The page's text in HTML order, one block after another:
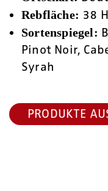
Rebfläche: 38
Sortenspiegel:
Pinot Noir,
Syrah
PRODUKTE